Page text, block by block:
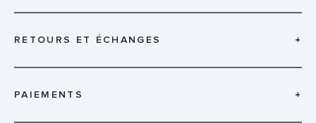
RETOURS ET ÉCHANGES +
PAIEMENTS +